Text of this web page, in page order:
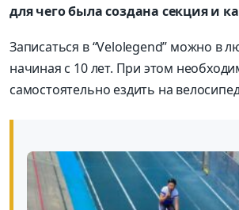
для чего была создана секция и
Записаться в “Velolegend” можно в
начиная с 10 лет. При этом
самостоятельно ездить на